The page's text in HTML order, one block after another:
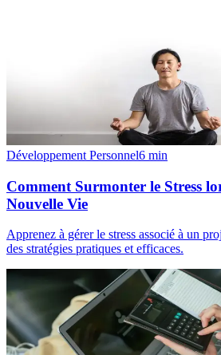
Développement Personnel6 min
Comment Surmonter le Stress
Nouvelle Vie
Apprenez à gérer le stress associé à un
des stratégies pratiques et efficaces.